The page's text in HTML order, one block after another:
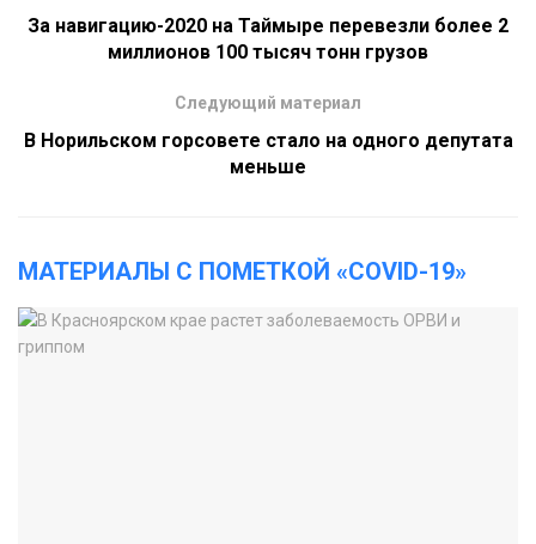
За навигацию-2020 на Таймыре перевезли более 2
миллионов 100 тысяч тонн грузов
Следующий материал
В Норильском горсовете стало на одного депутата
меньше
МАТЕРИАЛЫ С ПОМЕТКОЙ «COVID-19»